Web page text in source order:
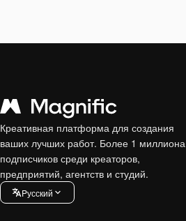
Креативная платформа для создания
ваших лучших работ. Более 1 миллиона
подписчиков среди креаторов,
предприятий, агентств и студий.
Pусский